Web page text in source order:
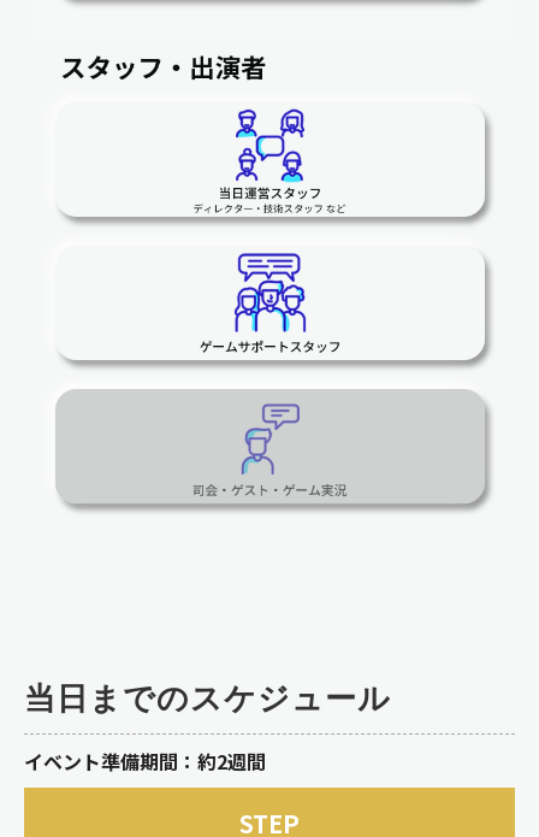
当日までのスケジュール
イベント準備期間：約2週間
STEP